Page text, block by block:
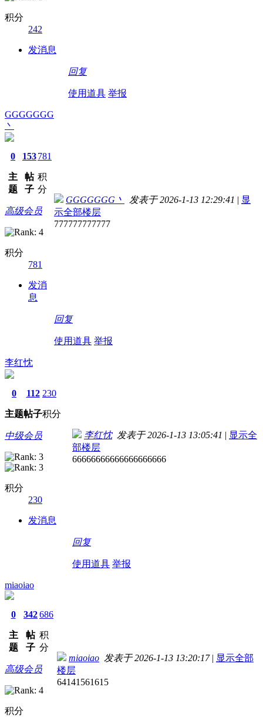
积分
242
发消息
回复
使用道具 举报
GGGGGGG
丶
0
主
题
153
帖
子
781
积
分
高级会员
积分
781
发消
息
GGGGGGG丶 发表于 2026-1-13 12:29:41 | 显
示全部楼层
777777777777
回复
使用道具 举报
李红忱
0
主题
112
帖子
230
积分
中级会员
积分
230
发消息
李红忱发表于 2026-1-13 13:05:41 | 显示全
部楼层
66666666666666666666
回复
使用道具 举报
miaoiao
0
主
题
342
帖
子
686
积
分
高级会员
积分
miaoiao 发表于 2026-1-13 13:20:17 | 显示全部
楼层
64141561615